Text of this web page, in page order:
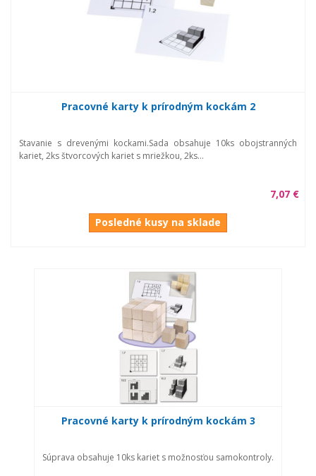
Pracovné karty k prírodným kockám 2
Stavanie s drevenými kockami.Sada obsahuje 10ks obojstranných
kariet, 2ks štvorcových kariet s mriežkou, 2ks...
7,07 €
Posledné kusy na sklade
Pracovné karty k prírodným kockám 3
Súprava obsahuje 10ks kariet s možnosťou samokontroly.